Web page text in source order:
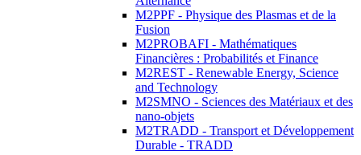
M2PPF - Physique des Plasmas et de la
Fusion
M2PROBAFI - Mathématiques
Financières : Probabilités et Finance
M2REST - Renewable Energy, Science
and Technology
M2SMNO - Sciences des Matériaux et des
nano-objets
M2TRADD - Transport et Développement
Durable - TRADD